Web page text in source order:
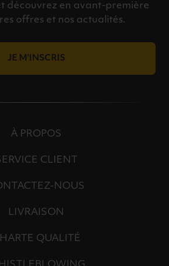
découvrez en avant-première
offres et nos actualités.
JE M'INSCRIS
À PROPOS
CLIENT
NOUS
LIVRAISON
QUALITÉ